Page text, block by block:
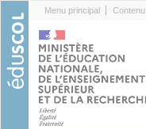
Menu principal Contenu